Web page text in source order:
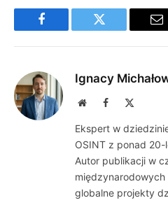
Facebook Twitter
Ignacy
WebsiteFacebook
Ekspert w
OSINT z ponad
Autor publikacji w
globalne projekty